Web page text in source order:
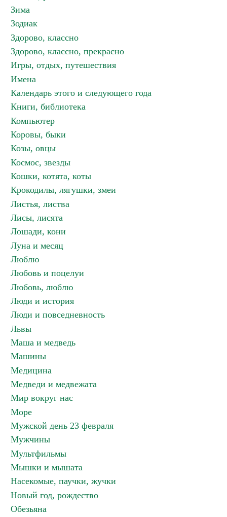
Зима
Зодиак
Здорово, классно
Здорово, классно, прекрасно
Игры, отдых, путешествия
Имена
Календарь этого и следующего года
Книги, библиотека
Компьютер
Коровы, быки
Козы, овцы
Космос, звезды
Кошки, котята, коты
Крокодилы, лягушки, змеи
Листья, листва
Лисы, лисята
Лошади, кони
Луна и месяц
Люблю
Любовь и поцелуи
Любовь, люблю
Люди и история
Люди и повседневность
Львы
Маша и медведь
Машины
Медицина
Медведи и медвежата
Мир вокруг нас
Море
Мужской день 23 февраля
Мужчины
Мультфильмы
Мышки и мышата
Насекомые, паучки, жучки
Новый год, рождество
Обезьяна